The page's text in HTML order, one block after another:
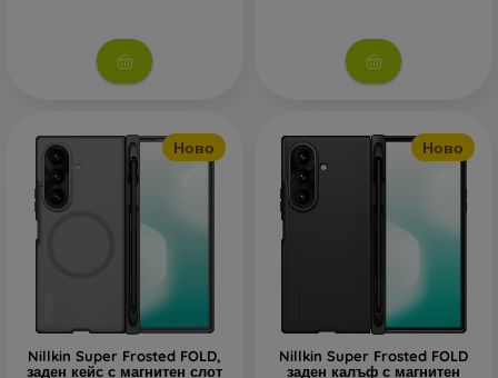
Ново
Nillkin Super Frosted FOLD,
заден кейс с магнитен слот
Ново
Nillkin Super Frosted FOLD
заден калъф с магнитен